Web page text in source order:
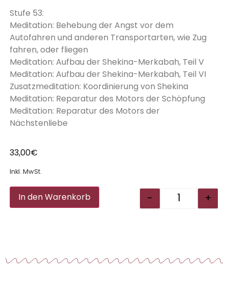
Stufe 53:
Meditation: Behebung der Angst vor dem
Autofahren und anderen Transportarten, wie Zug
fahren, oder fliegen
Meditation: Aufbau der Shekina-Merkabah, Teil V
Meditation: Aufbau der Shekina-Merkabah, Teil VI
Zusatzmeditation: Koordinierung von Shekina
Meditation: Reparatur des Motors der Schöpfung
Meditation: Reparatur des Motors der
Nächstenliebe
33,00€
Inkl. MwSt.
- +
In den Warenkorb Alternative: